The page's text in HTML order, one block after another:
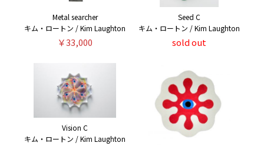
Metal searcher
キム・ロートン / Kim Laughton
￥33,000
Seed C
キム・ロートン / Kim Laughton
sold out
Vision C
キム・ロートン / Kim Laughton